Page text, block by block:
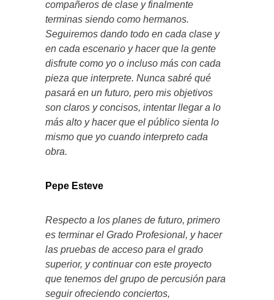
compañeros de clase y finalmente
terminas siendo como hermanos.
Seguiremos dando todo en cada clase y
en cada escenario y hacer que la gente
disfrute como yo o incluso más con cada
pieza que interprete. Nunca sabré qué
pasará en un futuro, pero mis objetivos
son claros y concisos, intentar llegar a lo
más alto y hacer que el público sienta lo
mismo que yo cuando interpreto cada
obra.
Pepe Esteve
Respecto a los planes de futuro, primero
es terminar el Grado Profesional, y hacer
las pruebas de acceso para el grado
superior, y continuar con este proyecto
que tenemos del grupo de percusión para
seguir ofreciendo conciertos,